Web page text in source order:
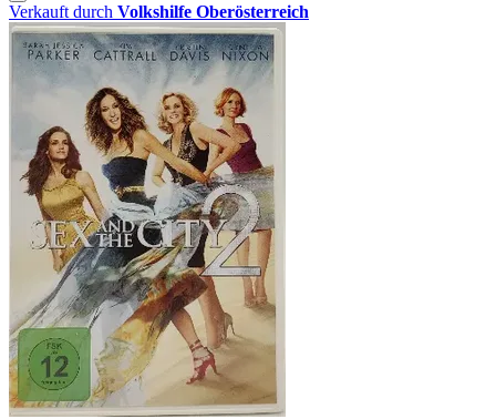
Verkauft durch Volkshilfe Oberösterreich